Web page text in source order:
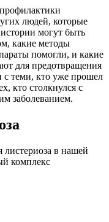
людей, которые
могут быть
какие методы
помогли, и какие
для предотвращения
теми, кто уже прошел
кто столкнулся с
заболеванием.
листериоза в нашей
комплекс